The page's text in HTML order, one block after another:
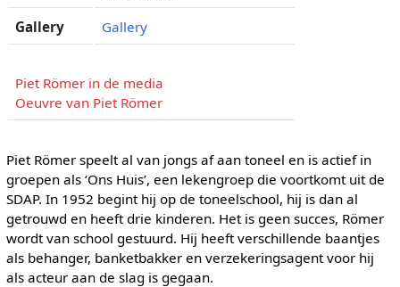
Gallery Gallery
Piet Römer in de media
Oeuvre van Piet Römer
Piet Römer speelt al van jongs af aan toneel en is actief in
groepen als ‘Ons Huis’, een lekengroep die voortkomt uit de
SDAP. In 1952 begint hij op de toneelschool, hij is dan al
getrouwd en heeft drie kinderen. Het is geen succes, Römer
wordt van school gestuurd. Hij heeft verschillende baantjes
als behanger, banketbakker en verzekeringsagent voor hij
als acteur aan de slag is gegaan.